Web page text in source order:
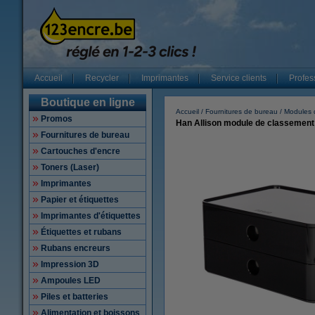
Accueil Recycler Imprimantes Service clients
Boutique en ligne
Promos
Fournitures de bureau
Cartouches d'encre
Toners (Laser)
Imprimantes
Papier et étiquettes
Imprimantes d'étiquettes
Étiquettes et rubans
Rubans encreurs
Impression 3D
Ampoules LED
Piles et batteries
Alimentation et boissons
Accueil Fournitures de bureau Modules
Han Allison module de